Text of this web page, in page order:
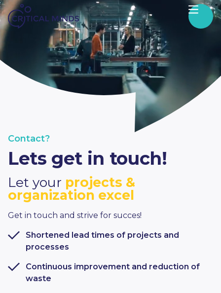
Skip to content
Contact?
Lets get in touch!
Let your projects &
organization excel
Get in touch and strive for succes!
Shortened lead times of projects and
processes
Continuous improvement and reduction of
waste